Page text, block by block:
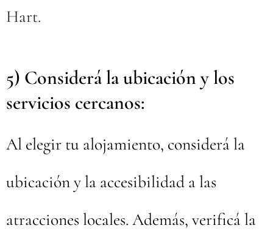
Hart.
5) Considerá la ubicación y los
servicios cercanos:
Al elegir tu alojamiento, considerá la
ubicación y la accesibilidad a las
atracciones locales. Además, verificá la